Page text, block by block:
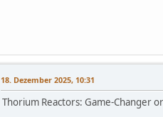
18. Dezember 2025, 10:31
Thorium Reactors: Game-Changer